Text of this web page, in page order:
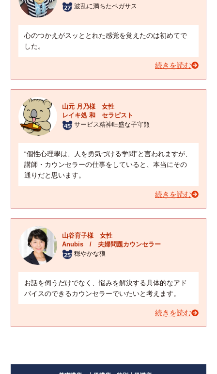
波乱に満ちたペガサス
心のつかえがスッととれた感覚を覚えたのは初めてで
した。
続きを読む
山元 月乃様 女性
レイキ処 和 セラピスト
サービス精神旺盛な子守熊
“個性心理學は、人を勇気づける学問”と言われますが、
講師・カウンセラーの仕事をしていると、本当にその
通りだと思います。
続きを読む
山谷育子様 女性
Anubis / 夫婦問題カウンセラー
穏やかな狼
お話を伺うだけでなく、悩みを解決する具体的なアド
バイスのできるカウンセラーでいたいと考えます。
続きを読む